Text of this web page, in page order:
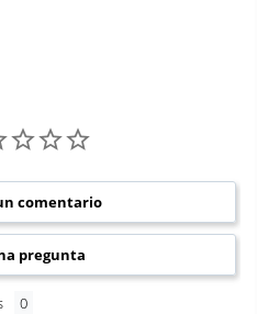
comentario
pregunta